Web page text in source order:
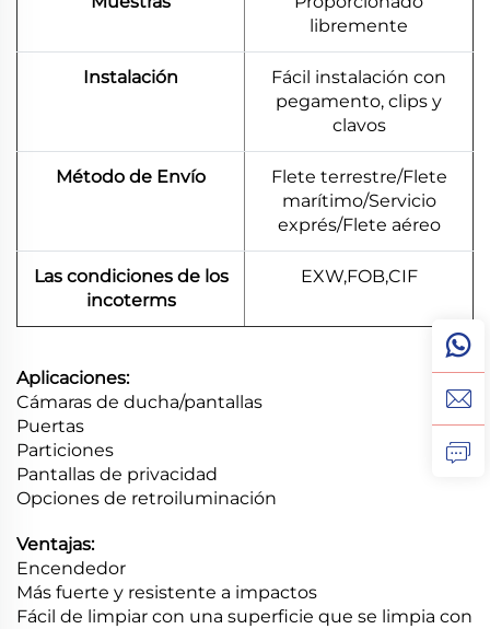
libremente
Instalación
Fácil instalación con
pegamento, clips y
clavos
Método de Envío
Flete terrestre/Flete
marítimo/Servicio
exprés/Flete aéreo
Las condiciones de los
incoterms
EXW,FOB,CIF
Aplicaciones:
Cámaras de ducha/pantallas
Puertas
Particiones
Pantallas de privacidad
Opciones de retroiluminación
Ventajas:
Encendedor
Más fuerte y resistente a impactos
Fácil de limpiar con una superficie que se limpia con